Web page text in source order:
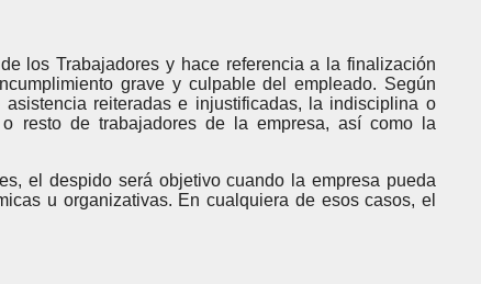
los Trabajadores y hace referencia a la finalización
grave y culpable del empleado. Según
reiteradas e injustificadas, la indisciplina o
resto de trabajadores de la empresa, así como la
el despido será objetivo cuando la empresa pueda
u organizativas. En cualquiera de esos casos, el